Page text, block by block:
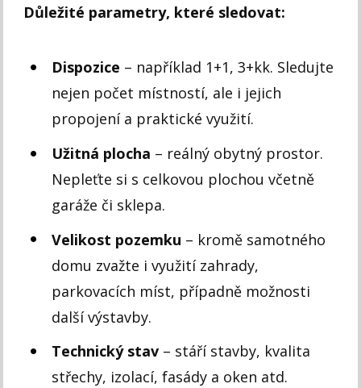
Důležité parametry, které sledovat:
Dispozice – například 1+1, 3+kk. Sledujte
nejen počet místností, ale i jejich
propojení a praktické využití.
Užitná plocha – reálný obytný prostor.
Nepleťte si s celkovou plochou včetně
garáže či sklepa.
Velikost pozemku – kromě samotného
domu zvažte i využití zahrady,
parkovacích míst, případně možnosti
další výstavby.
Technický stav – stáří stavby, kvalita
střechy, izolací, fasády a oken atd.